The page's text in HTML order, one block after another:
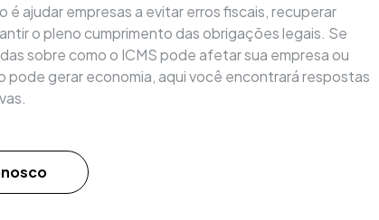
é ajudar empresas a evitar erros fiscais, recuperar
o pleno cumprimento das obrigações legais. Se
sobre como o ICMS pode afetar sua empresa ou
pode gerar economia, aqui você encontrará respostas